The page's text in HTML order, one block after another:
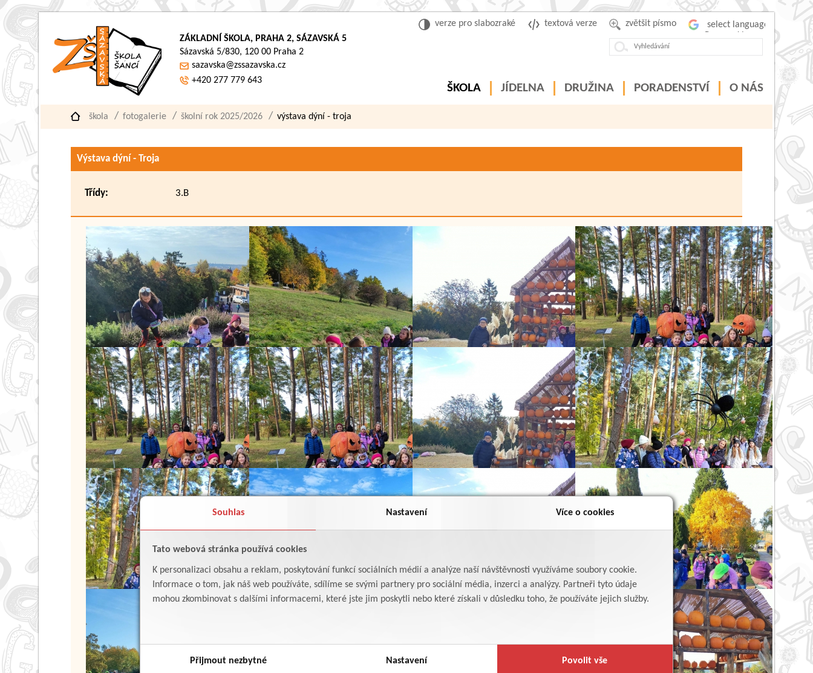
Souhlas Nastavení Více o cookies
Tato webová stránka používá cookies
K personalizaci obsahu a reklam, poskytování funkcí sociálních médií a analýze naší návštěvnosti využíváme soubory cookie.
Informace o tom, jak náš web používáte, sdílíme se svými partnery pro sociální média, inzerci a analýzy. Partneři tyto údaje
mohou zkombinovat s dalšími informacemi, které jste jim poskytli nebo které získali v důsledku toho, že používáte jejich služby.
Přijmout nezbytné Nastavení Povolit vše
zvětšit písmo
textová verze
verze pro slabozraké
ZÁKLADNÍ ŠKOLA, PRAHA 2, SÁZAVSKÁ 5
Sázavská 5/830, 120 00 Praha 2
sazavska@zssazavska.cz
+420 277 779 643
ŠKOLA JÍDELNA DRUŽINA PORADENSTVÍ O NÁS
škola fotogalerie školní rok 2025/2026 výstava dýní - troja
Výstava dýní - Troja
Třídy: 3.B